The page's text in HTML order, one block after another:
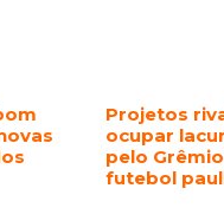
Projetos
ocupar
pelo
futebol